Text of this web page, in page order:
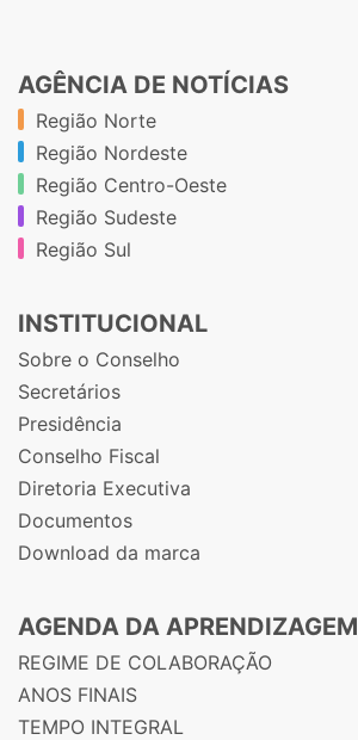
AGÊNCIA DE NOTÍCIAS
Região Norte
Região Nordeste
Região Centro-Oeste
Região Sudeste
Região Sul
INSTITUCIONAL
Sobre o Conselho
Secretários
Presidência
Conselho Fiscal
Diretoria Executiva
Documentos
Download da marca
AGENDA DA APRENDIZAGEM
REGIME DE COLABORAÇÃO
ANOS FINAIS
TEMPO INTEGRAL